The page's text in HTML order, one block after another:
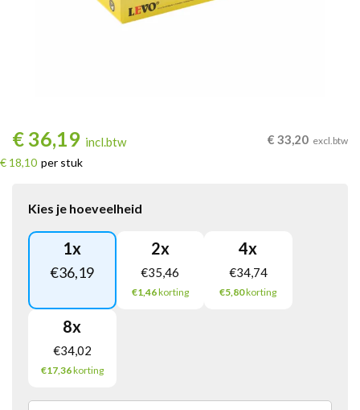
€ 36,19 incl.btw
€ 18,10 per stuk
€ 33,20 excl.btw
Kies je hoeveelheid
1x
€36,19
2x
€35,46
€1,46korting
4x
€34,74
€5,80korting
8x
€34,02
€17,36korting